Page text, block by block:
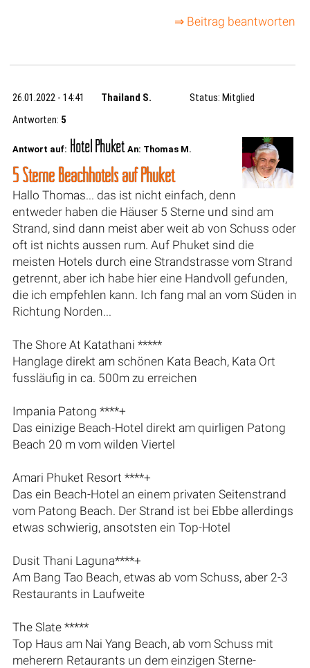
⇒ Beitrag beantworten
26.01.2022 - 14:41 Thailand S.
Status: Mitglied
Antworten: 5
Antwort auf: Hotel Phuket An: Thomas M.
5 Sterne Beachhotels auf Phuket
Hallo Thomas... das ist nicht einfach, denn
entweder haben die Häuser 5 Sterne und sind am
Strand, sind dann meist aber weit ab von Schuss oder
oft ist nichts aussen rum. Auf Phuket sind die
meisten Hotels durch eine Strandstrasse vom Strand
getrennt, aber ich habe hier eine Handvoll gefunden,
die ich empfehlen kann. Ich fang mal an vom Süden in
Richtung Norden...
The Shore At Katathani *****
Hanglage direkt am schönen Kata Beach, Kata Ort
fussläufig in ca. 500m zu erreichen
Impania Patong ****+
Das einizige Beach-Hotel direkt am quirligen Patong
Beach 20 m vom wilden Viertel
Amari Phuket Resort ****+
Das ein Beach-Hotel an einem privaten Seitenstrand
vom Patong Beach. Der Strand ist bei Ebbe allerdings
etwas schwierig, ansotsten ein Top-Hotel
Dusit Thani Laguna****+
Am Bang Tao Beach, etwas ab vom Schuss, aber 2-3
Restaurants in Laufweite
The Slate *****
Top Haus am Nai Yang Beach, ab vom Schuss mit
meherern Retaurants un dem einzigen Sterne-